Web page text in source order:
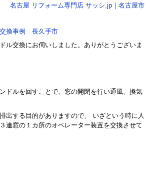
名古屋 リフォーム専門店 サッシ.jp｜名古屋市
換事例 長久手市
ル交換にお伺いしました。ありがとうございま
ドルを回すことで、窓の開閉を行い通風、換気
出する目的がありますので、 いざという時に人
連窓の１カ所のオペレーター装置を交換させて